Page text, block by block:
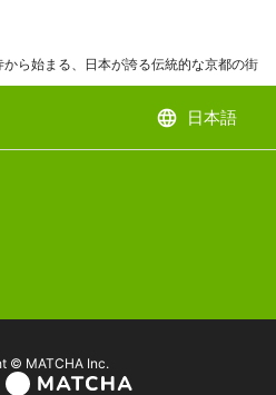
から始まる、日本が誇る伝統的な京都の街
language 日本語
© MATCHA Inc.